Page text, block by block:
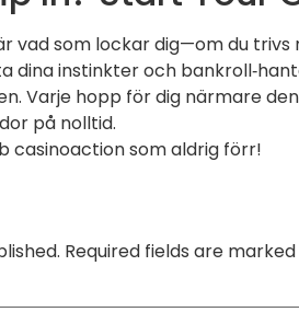
vad som lockar dig—om du
instinkter och
Varje hopp för dig närmare
på nolltid.
casinoaction som aldrig förr!
Required fields are marked